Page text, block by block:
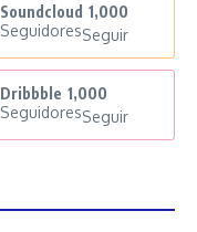
Soundcloud 1,000
SeguidoresSeguir
Dribbble 1,000
SeguidoresSeguir